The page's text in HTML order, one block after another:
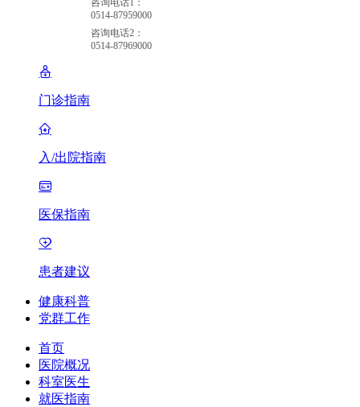
0514-87959000
咨询电话2：
0514-87969000
门诊指南
入/出院指南
医保指南
患者建议
健康科普
党群工作
首页
医院概况
科室医生
就医指南